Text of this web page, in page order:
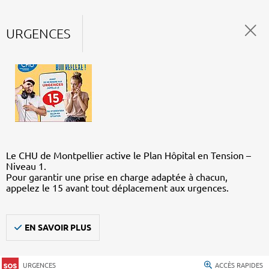
URGENCES
Le CHU de Montpellier active le Plan Hôpital en Tension –
Niveau 1.
Pour garantir une prise en charge adaptée à chacun,
appelez le 15 avant tout déplacement aux urgences.
EN SAVOIR PLUS
URGENCES ACCÈS RAPIDES